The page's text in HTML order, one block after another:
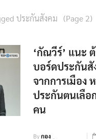
‘กัณวีร์’ แนะ
บอร์ดประกัน
จากการเมือง
ประกันตนเลือ
คน